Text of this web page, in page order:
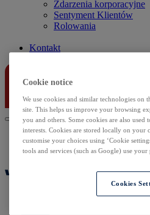
Zdarzenia korporacyjne
Sentyment Klientów
Rolowania
Kontakt
Cookie notice
We use cookies and similar technologies
site. This helps us improve your browsing
you and others. Some cookies are also
interests. Cookies are stored locally on
customise your choices using ‘Cookie
tools and services (such as Google) use your
Cookies